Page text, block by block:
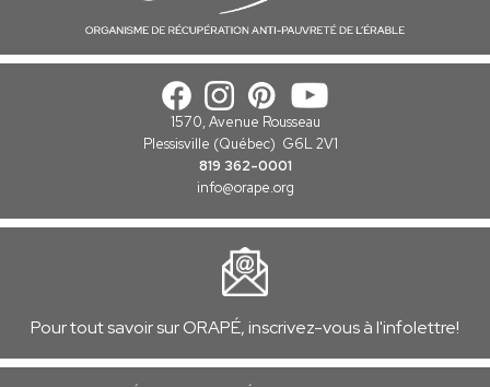
1570, Avenue Rousseau
Plessisville (Québec) G6L 2V1
819 362-0001
info@orape.org
Pour tout savoir sur ORAPÉ, inscrivez-vous à l'infolettre!